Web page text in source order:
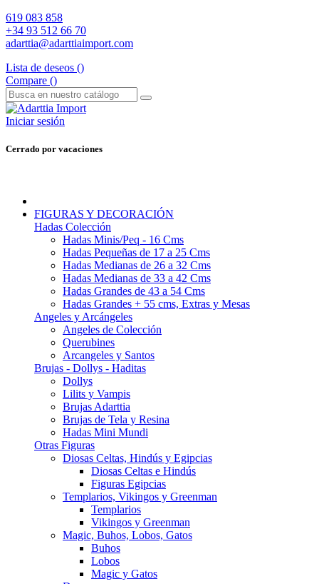
619 083 858
+34 93 512 66 70
adarttia@adarttiaimport.com
Lista de deseos ()
Compare ()
Iniciar sesión
Cerrado por vacaciones
FIGURAS Y DECORACIÓN
Hadas Colección
Hadas Minis/Peq - 16 Cms
Hadas Pequeñas de 17 a 25 Cms
Hadas Medianas de 26 a 32 Cms
Hadas Medianas de 33 a 42 Cms
Hadas Grandes de 43 a 54 Cms
Hadas Grandes + 55 cms, Extras y Mesas
Angeles y Arcángeles
Angeles de Colección
Querubines
Arcangeles y Santos
Brujas - Dollys - Haditas
Dollys
Lilits y Vampis
Brujas Adarttia
Brujas de Tela y Resina
Hadas Mini Mundi
Otras Figuras
Diosas Celtas, Hindús y Egipcias
Diosas Celtas e Hindús
Figuras Egipcias
Templarios, Vikingos y Greenman
Templarios
Vikingos y Greenman
Magic, Buhos, Lobos, Gatos
Buhos
Lobos
Magic y Gatos